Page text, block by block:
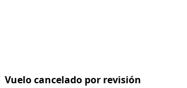
Vuelo cancelado por revisión